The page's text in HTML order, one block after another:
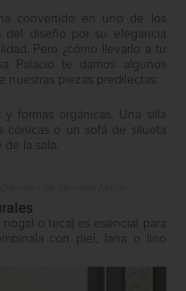
convertido en uno de los
del diseño por su elegancia
Pero ¿cómo llevarlo a tu
Palacio te damos algunos
nuestras piezas predilectas:
formas orgánicas. Una silla
cónicas o un sofá de silueta
la sala.
nogal o teca) es esencial para
con piel, lana o lino